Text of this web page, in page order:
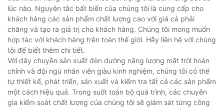
lúc nào. Nguyên tắc bất biến của chúng tôi là cung cấp cho
khách hàng các sản phẩm chất lượng cao với giá cả phải
chăng và tạo ra giá trị cho khách hàng. Chúng tôi mong muốn
hợp tác với khách hàng trên toàn thế giới. Hãy liên hệ với chúng
tôi để biết thêm chi tiết.
Với dây chuyền sản xuất đèn đường năng lượng mặt trời hoàn
chỉnh và đội ngũ nhân viên giàu kinh nghiệm, chúng tôi có thể
tự thiết kế, phát triển, sản xuất và kiểm tra tất cả các sản phẩm
một cách hiệu quả. Trong suốt toàn bộ quá trình, các chuyên
gia kiểm soát chất lượng của chúng tôi sẽ giám sát từng công